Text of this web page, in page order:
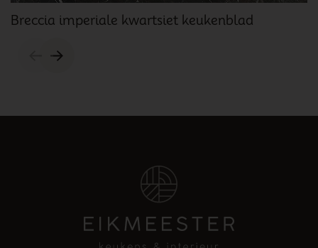
Breccia imperiale kwartsiet keukenblad